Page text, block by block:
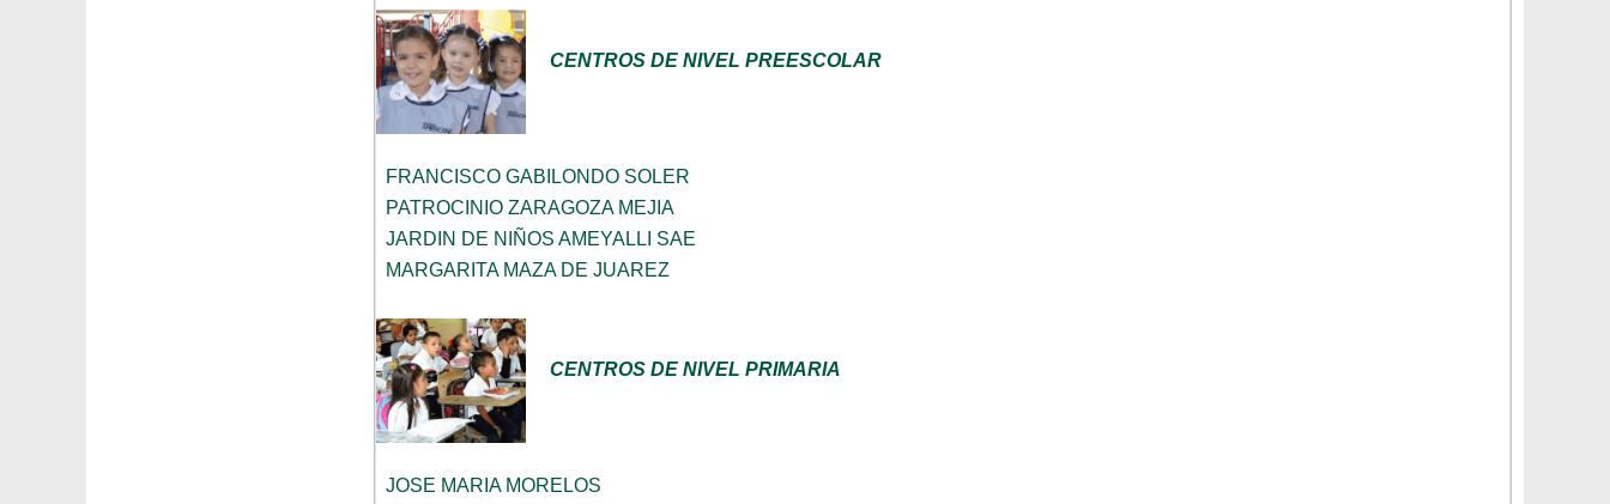
CENTROS DE NIVEL PREESCOLAR
FRANCISCO GABILONDO SOLER
PATROCINIO ZARAGOZA MEJIA
JARDIN DE NIÑOS AMEYALLI SAE
MARGARITA MAZA DE JUAREZ
CENTROS DE NIVEL PRIMARIA
JOSE MARIA MORELOS